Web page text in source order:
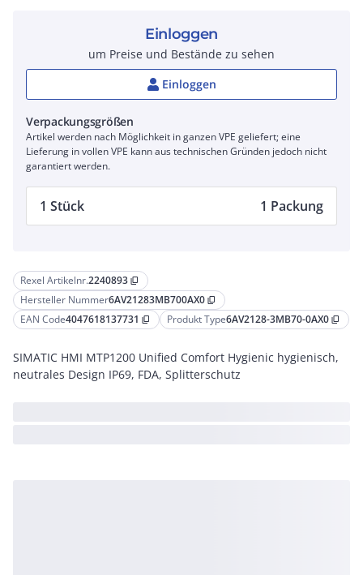
Rexel Artikelnr.2240893 content_copy
Hersteller Nummer6AV21283MB700AX0 content_copy
EAN Code4047618137731 content_copy Produkt Type6AV2128-3MB70-0AX0 content_copy
SIMATIC HMI MTP1200 Unified Comfort Hygienic hygienisch,
neutrales Design IP69, FDA, Splitterschutz
Einloggen
um Preise und Bestände zu sehen
Einloggen
Verpackungsgrößen
Artikel werden nach Möglichkeit in ganzen VPE geliefert; eine
Lieferung in vollen VPE kann aus technischen Gründen jedoch nicht
garantiert werden.
1 Stück 1 Packung